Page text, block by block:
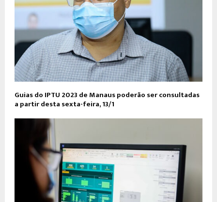
Guias do IPTU 2023 de Manaus poderão ser consultadas
a partir desta sexta-feira, 13/1